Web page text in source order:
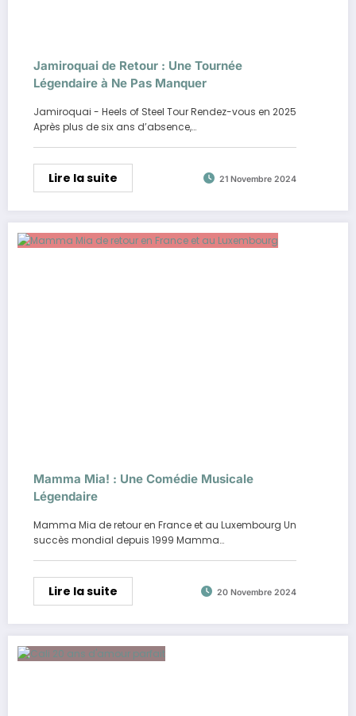
Jamiroquai de Retour : Une Tournée
Légendaire à Ne Pas Manquer
Jamiroquai - Heels of Steel Tour Rendez-vous en 2025
Après plus de six ans d’absence,…
Lire la suite 21 Novembre 2024
Mamma Mia! : Une Comédie Musicale
Légendaire
Mamma Mia de retour en France et au Luxembourg Un
succès mondial depuis 1999 Mamma…
Lire la suite 20 Novembre 2024